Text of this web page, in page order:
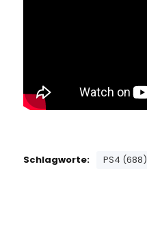
Schlagworte: PS4 (688)